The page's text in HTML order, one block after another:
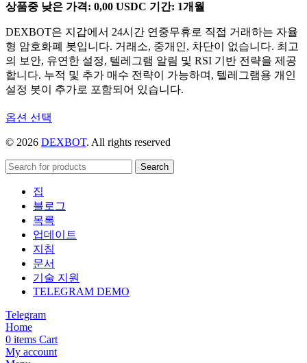
상품중 낮은 가격: 0,00 USDC 기간: 1개월
DEXBOT은 지갑에서 24시간 연중무휴로 직접 거래하는 자율
형 암호화폐 봇입니다. 거래소, 중개인, 차단이 없습니다. 최고
의 보안, 유연한 설정, 텔레그램 알림 및 RSI 기반 전략을 제공
합니다. 누적 및 추가 매수 전략이 가능하며, 텔레그램용 개인
설정 봇이 추가로 포함되어 있습니다.
옵션 선택
상
품
옵
이
이
상
품
에
있
습
품
© 2026 DEXBOT. All rights reserved
Search
집
블로그
목록
업데이트
지침
문서
기술 지원
TELEGRAM DEMO
Telegram
Home
0 items Cart
My account